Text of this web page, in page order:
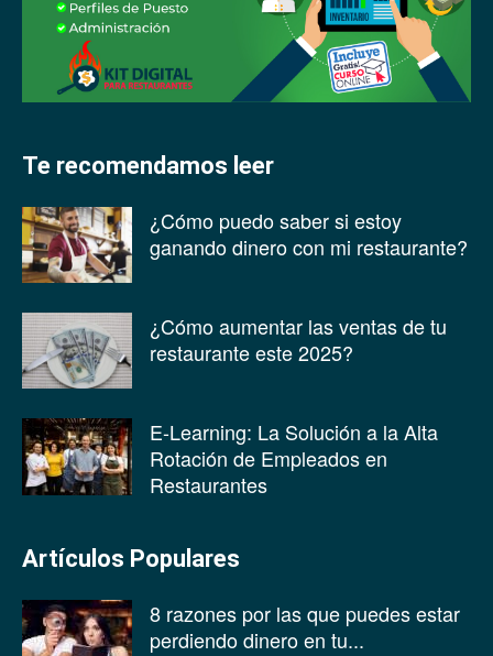
Te recomendamos leer
¿Cómo puedo saber si estoy
ganando dinero con mi restaurante?
¿Cómo aumentar las ventas de tu
restaurante este 2025?
E-Learning: La Solución a la Alta
Rotación de Empleados en
Restaurantes
Artículos Populares
8 razones por las que puedes estar
perdiendo dinero en tu...